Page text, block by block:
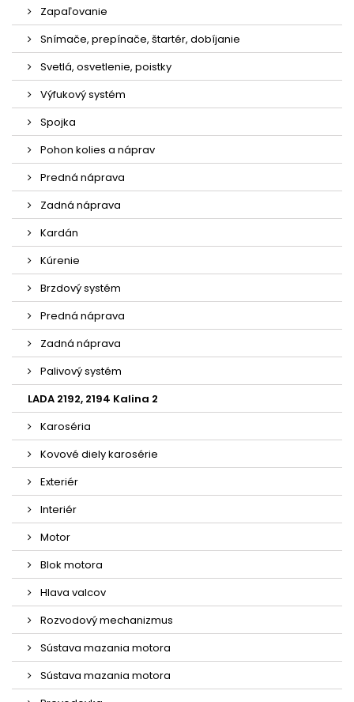
Zapaľovanie
Snímače, prepínače, štartér, dobíjanie
Svetlá, osvetlenie, poistky
Výfukový systém
Spojka
Pohon kolies a náprav
Predná náprava
Zadná náprava
Kardán
Kúrenie
Brzdový systém
Predná náprava
Zadná náprava
Palivový systém
LADA 2192, 2194 Kalina 2
Karoséria
Kovové diely karosérie
Exteriér
Interiér
Motor
Blok motora
Hlava valcov
Rozvodový mechanizmus
Sústava mazania motora
Sústava mazania motora